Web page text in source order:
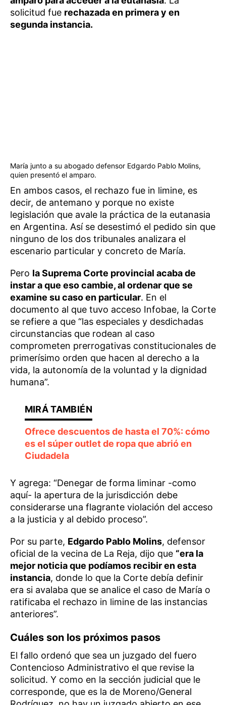
solicitud fue rechazada en primera y en
segunda instancia.
María junto a su abogado defensor Edgardo Pablo Molins,
quien presentó el amparo.
En ambos casos, el rechazo fue in limine, es
decir, de antemano y porque no existe
legislación que avale la práctica de la eutanasia
en Argentina. Así se desestimó el pedido sin que
ninguno de los dos tribunales analizara el
escenario particular y concreto de María.
Pero la Suprema Corte provincial acaba de
instar a que eso cambie, al ordenar que se
examine su caso en particular. En el
documento al que tuvo acceso Infobae, la Corte
se refiere a que “las especiales y desdichadas
circunstancias que rodean al caso
comprometen prerrogativas constitucionales de
primerísimo orden que hacen al derecho a la
vida, la autonomía de la voluntad y la dignidad
humana”.
Ofrece descuentos de hasta el 70%: cómo
es el súper outlet de ropa que abrió en
Ciudadela
Y agrega: “Denegar de forma liminar -como
aquí- la apertura de la jurisdicción debe
considerarse una flagrante violación del acceso
a la justicia y al debido proceso”.
Por su parte, Edgardo Pablo Molins, defensor
oficial de la vecina de La Reja, dijo que “era la
mejor noticia que podíamos recibir en esta
instancia, donde lo que la Corte debía definir
era si avalaba que se analice el caso de María o
ratificaba el rechazo in limine de las instancias
anteriores”.
Cuáles son los próximos pasos
El fallo ordenó que sea un juzgado del fuero
Contencioso Administrativo el que revise la
solicitud. Y como en la sección judicial que le
corresponde, que es la de Moreno/General